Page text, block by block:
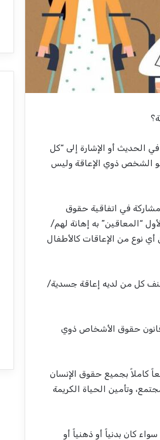
الحديث أو الإشارة إلى “كل
الشخص ذوي الإعاقة وليس
إلى عام 2006 حين فتحت اﻷمم المتحدة حواراً بين 126 دولة مشاركة في اتفاقية حقوق
“المعاقين” به إهانة لهم/
نوع من الإعاقات كالأطفال
كل من لديه إعاقة جسدية/
المصري رقم ١٠ لسنة ٢٠١٨ الخاص بإصدار قانون حقوق الأشخاص ذوي
كاملاً بجميع حقوق الإنسان
وتأمين الحياة الكريمة
كان بدنياً أو ذهنياً أو